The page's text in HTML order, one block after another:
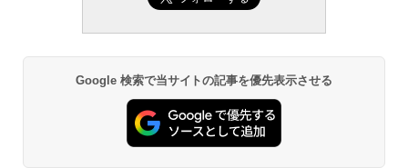
Google 検索で当サイトの記事を優先表示させる